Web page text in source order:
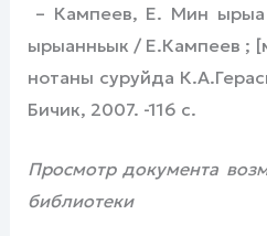
– Кампеев, Е. Мин ырыа
ырыанньык / Е.Кампеев ;
нотаны суруйда
Бичик, 2007. -116 с.
Просмотр документа
библиотеки